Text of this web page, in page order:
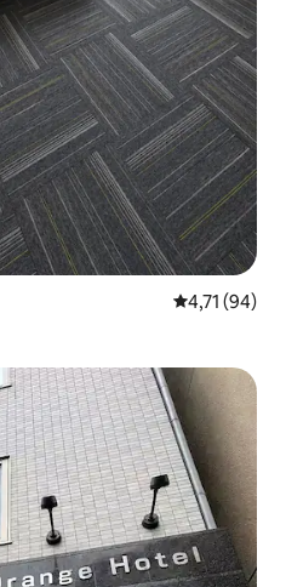
Évaluation
4,71 (94)